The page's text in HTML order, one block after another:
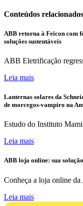
Conteúdos relacionados
ABB retorna à Feicon com
soluções sustentáveis
ABB Eletrificação
Leia mais
Lanternas solares da
de morcegos-vampiro na
Estudo do Instituto
Leia mais
ABB loja online: sua
Conheça a loja online
Leia mais